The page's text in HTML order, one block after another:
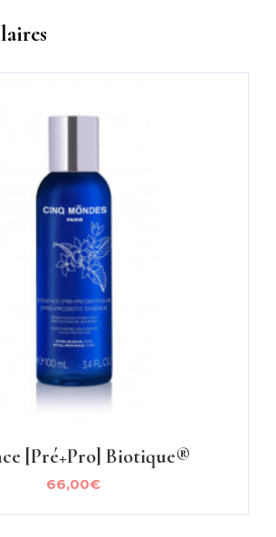
[pré+pro] Biotique®
66,00€